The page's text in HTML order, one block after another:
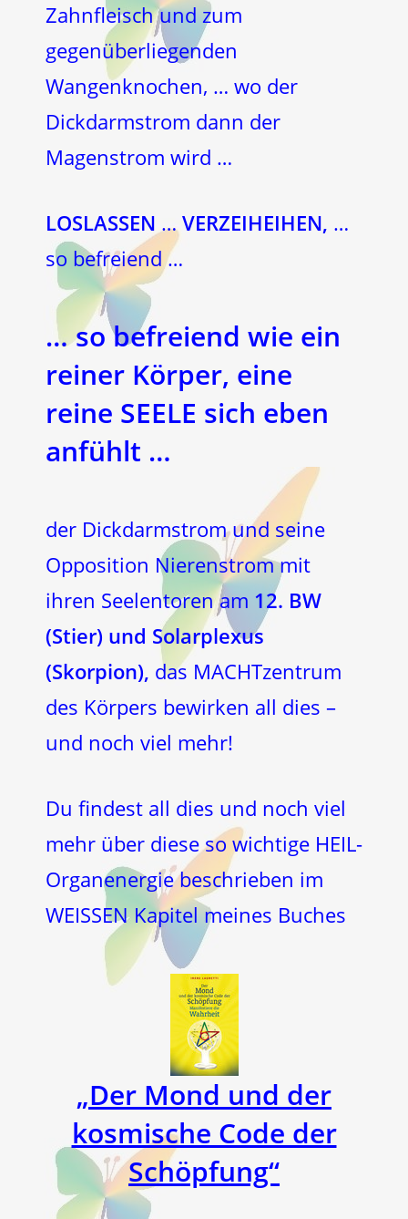
Zahnfleisch und zum
gegenüberliegenden
Wangenknochen, … wo der
Dickdarmstrom dann der
Magenstrom wird …
LOSLASSEN …VERZEIHEIHEN, …
so befreiend …
… so befreiend wie ein
reiner Körper, eine
reine SEELE sich eben
anfühlt …
der Dickdarmstrom und seine
Opposition Nierenstrom mit
ihren Seelentoren am 12. BW
(Stier) und Solarplexus
(Skorpion), das MACHTzentrum
des Körpers bewirken all dies –
und noch viel mehr!
Du findest all dies und noch viel
mehr über diese so wichtige HEIL-
Organenergie beschrieben im
WEISSEN Kapitel meines Buches
„Der Mond und der
kosmische Code der
Schöpfung“